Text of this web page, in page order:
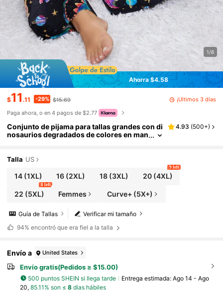
1/6
Ahorra $4.58
$11.11 -29% $15.69
¡Últimos 3 días
Paga ahora, o en 4 pagos de $2.77
Conjunto de pijama para tallas grandes con di
nosaurios degradados de colores en man
4.93 (500+)
Talla US
14(1XL) 16 (2XL) 18(3XL) 20(4XL)
9 left
22 (5XL)
8 left
Femmes Curve+ (5X+)
Verificar mi tamaño
Guía de Tallas
94% encontró que era fiel a la talla
Envío a United States
Envío gratis(Pedidos ≥ $15.00)
500 puntos SHEIN si llega tarde Entrega estimada: Ago 14 - Ago
20, 85.11% son ≤ 8días hábiles